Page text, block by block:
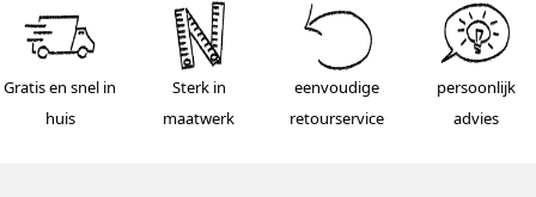
Gratis en snel in
huis
Sterk in
maatwerk
eenvoudige
retourservice
persoonlijk
advies